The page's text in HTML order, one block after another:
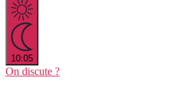
10:05
On discute ?